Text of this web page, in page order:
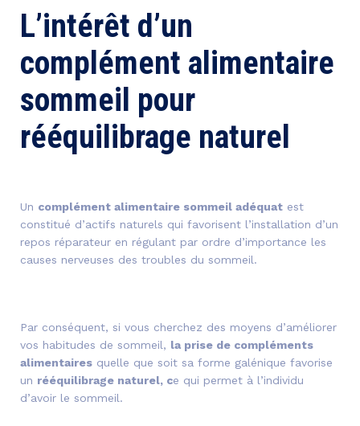
L’intérêt d’un
complément alimentaire
sommeil pour
rééquilibrage naturel
Un complément alimentaire sommeil adéquat est
constitué d’actifs naturels qui favorisent l’installation d’un
repos réparateur en régulant par ordre d’importance les
causes nerveuses des troubles du sommeil.
Par conséquent, si vous cherchez des moyens d’améliorer
vos habitudes de sommeil, la prise de compléments
alimentaires quelle que soit sa forme galénique favorise
un rééquilibrage naturel, ce qui permet à l’individu
d’avoir le sommeil.